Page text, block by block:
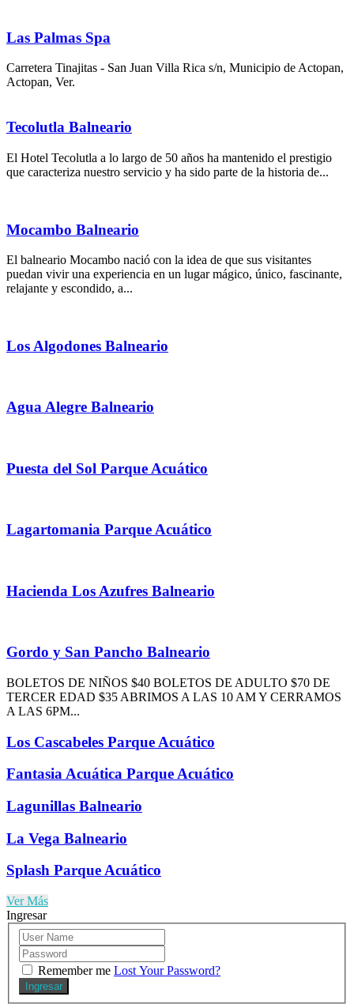
Las Palmas Spa
Carretera Tinajitas - San Juan Villa Rica s/n, Municipio de Actopan,
Actopan, Ver.
Tecolutla Balneario
El Hotel Tecolutla a lo largo de 50 años ha mantenido el prestigio
que caracteriza nuestro servicio y ha sido parte de la historia de...
Mocambo Balneario
El balneario Mocambo nació con la idea de que sus visitantes
puedan vivir una experiencia en un lugar mágico, único, fascinante,
relajante y escondido, a...
Los Algodones Balneario
Agua Alegre Balneario
Puesta del Sol Parque Acuático
Lagartomania Parque Acuático
Hacienda Los Azufres Balneario
Gordo y San Pancho Balneario
BOLETOS DE NIÑOS $40 BOLETOS DE ADULTO $70 DE
TERCER EDAD $35 ABRIMOS A LAS 10 AM Y CERRAMOS
A LAS 6PM...
Los Cascabeles Parque Acuático
Fantasia Acuática Parque Acuático
Lagunillas Balneario
La Vega Balneario
Splash Parque Acuático
Ver Más
Ingresar
Remember me Lost Your Password?
Ingresar